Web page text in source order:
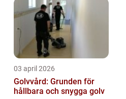
03 april 2026
Golvvård: Grunden för
hållbara och snygga golv